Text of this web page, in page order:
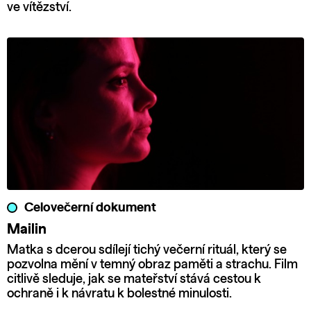
ve vítězství.
Celovečerní dokument
Mailin
Matka s dcerou sdílejí tichý večerní rituál, který se
pozvolna mění v temný obraz paměti a strachu. Film
citlivě sleduje, jak se mateřství stává cestou k
ochraně i k návratu k bolestné minulosti.